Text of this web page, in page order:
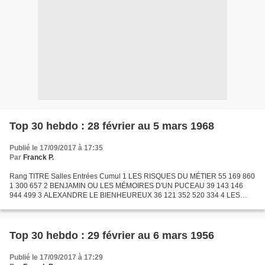
Top 30 hebdo : 28 février au 5 mars 1968
Publié le 17/09/2017 à 17:35
Par Franck P.
Rang TITRE Salles Entrées Cumul 1 LES RISQUES DU MÉTIER 55 169 860
1 300 657 2 BENJAMIN OU LES MÉMOIRES D'UN PUCEAU 39 143 146
944 499 3 ALEXANDRE LE BIENHEUREUX 36 121 352 520 334 4 LES
782...
Top 30 hebdo : 29 février au 6 mars 1956
Publié le 17/09/2017 à 17:29